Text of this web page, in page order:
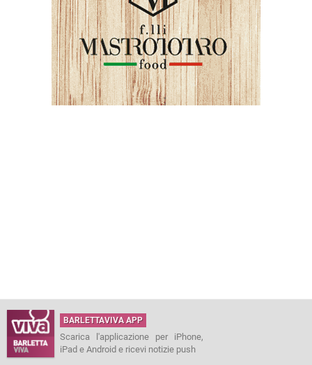
BARLETTAVIVA APP
Scarica l'applicazione per iPhone,
iPad e Android e ricevi notizie push